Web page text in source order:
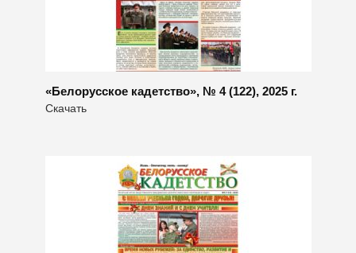
«Белорусское кадетство», № 4 (122), 2025 г.
Скачать